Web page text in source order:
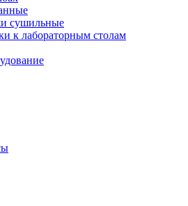
сушильные
к лабораторным столам